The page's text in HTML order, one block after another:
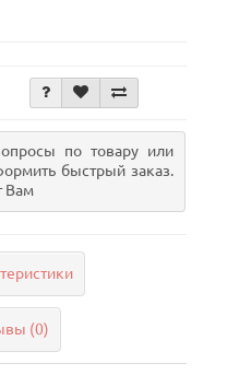
по товару или
быстрый заказ.
Вам
(0)